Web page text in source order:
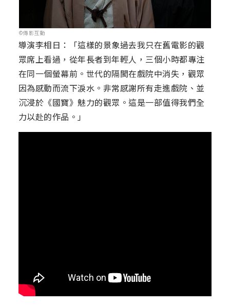
©傳影互動
導演李相日：「這樣的景象過去我只在舊電影的觀
眾席上看過，從年長者到年輕人，三個小時都專注
在同一個螢幕前。世代的隔閡在戲院中消失，觀眾
因為感動而流下淚水。非常感謝所有走進戲院、並
沉浸於《國寶》魅力的觀眾。這是一部值得我們全
力以赴的作品。」